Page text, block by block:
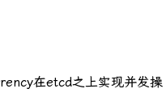
在etcd之上实现并发操